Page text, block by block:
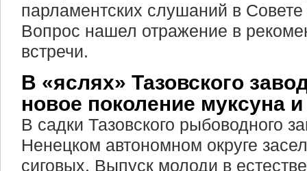
парламентских слушаний в
Вопрос нашел отражение в
встречи.
В «яслях» Тазовского
новое поколение муксуна
В садки Тазовского рыбоводного
Ненецком автономном округе
сиговых. Выпуск молоди в